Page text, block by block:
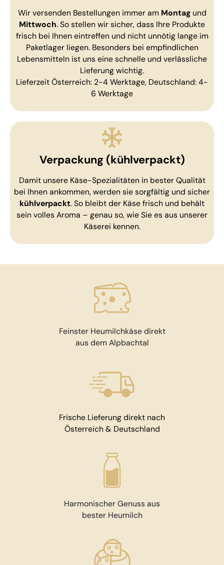
Wir versenden Bestellungen immer am Montagund
Mittwoch. So stellen wir sicher, dass Ihre Produkte
frisch bei Ihnen eintreffen und nicht unnötig lange im
Paketlager liegen. Besonders bei empfindlichen
Lebensmitteln ist uns eine schnelle und verlässliche
Lieferung wichtig.
Lieferzeit Österreich: 2-4 Werktage, Deutschland: 4-
6 Werktage
Verpackung (kühlverpackt)
Damit unsere Käse-Spezialitäten in bester Qualität
bei Ihnen ankommen, werden sie sorgfältig und sicher
kühlverpackt. So bleibt der Käse frisch und behält
sein volles Aroma – genau so, wie Sie es aus unserer
Käserei kennen.
Feinster Heumilchkäse direkt
aus dem Alpbachtal
Frische Lieferung direkt nach
Österreich & Deutschland
Harmonischer Genuss aus
bester Heumilch